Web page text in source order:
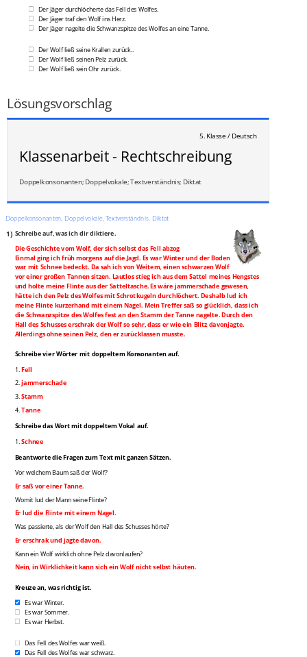
Der Jäger durchlöcherte das Fell des Wolfes.
Der Jäger traf den Wolf ins Herz.
Der Jäger nagelte die Schwanzspitze des Wolfes an eine Tanne.
Der Wolf ließ seine Krallen zurück..
Der Wolf ließ seinen Pelz zurück.
Der Wolf ließ sein Ohr zurück.
Lösungsvorschlag
5. Klasse / Deutsch
Klassenarbeit - Rechtschreibung
Doppelkonsonanten; Doppelvokale; Textverständnis; Diktat
Doppelkonsonanten, Doppelvokale, Textverständnis, Diktat
1) Schreibe auf, was ich dir diktiere.
Die Geschichte vom Wolf, der sich selbst das Fell abzog
Einmal ging ich früh morgens auf die Jagd. Es war Winter und der Boden
war mit Schnee bedeckt. Da sah ich von Weitem, einen schwarzen Wolf
vor einer großen Tannen sitzen. Lautlos stieg ich aus dem Sattel meines Hengstes
und holte meine Flinte aus der Satteltasche. Es wäre jammerschade gewesen,
hätte ich den Pelz des Wolfes mit Schrotkugeln durchlöchert. Deshalb lud ich
meine Flinte kurzerhand mit einem Nagel. Mein Treffer saß so glücklich, dass ich
die Schwanzspitze des Wolfes fest an den Stamm der Tanne nagelte. Durch den
Hall des Schusses erschrak der Wolf so sehr, dass er wie ein Blitz davonjagte.
Allerdings ohne seinen Pelz, den er zurücklassen musste.
Schreibe vier Wörter mit doppeltem Konsonanten auf.
1.Fell
2.jammerschade
3.Stamm
4.Tanne
Schreibe das Wort mit doppeltem Vokal auf.
1.Schnee
Beantworte die Fragen zum Text mit ganzen Sätzen.
Vor welchem Baum saß der Wolf?
Er saß vor einer Tanne.
Womit lud der Mann seine Flinte?
Er lud die Flinte mit einem Nagel.
Was passierte, als der Wolf den Hall des Schusses hörte?
Er erschrak und jagte davon.
Kann ein Wolf wirklich ohne Pelz davonlaufen?
Nein, in Wirklichkeit kann sich ein Wolf nicht selbst häuten.
Kreuze an, was richtig ist.
Es war Winter.
Es war Sommer.
Es war Herbst.
Das Fell des Wolfes war weiß.
Das Fell des Wolfes war schwarz.